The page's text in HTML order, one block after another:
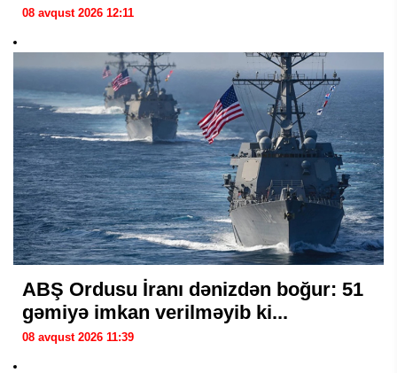
08 avqust 2026 12:11
ABŞ Ordusu İranı dənizdən boğur: 51
gəmiyə imkan verilməyib ki...
08 avqust 2026 11:39